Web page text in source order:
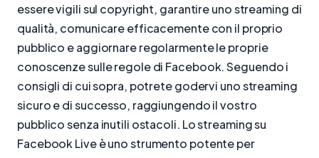
essere vigili sul copyright, garantire uno streaming di
qualità, comunicare efficacemente con il proprio
pubblico e aggiornare regolarmente le proprie
conoscenze sulle regole di Facebook. Seguendo i
consigli di cui sopra, potrete godervi uno streaming
sicuro e di successo, raggiungendo il vostro
pubblico senza inutili ostacoli. Lo streaming su
Facebook Live è uno strumento potente per